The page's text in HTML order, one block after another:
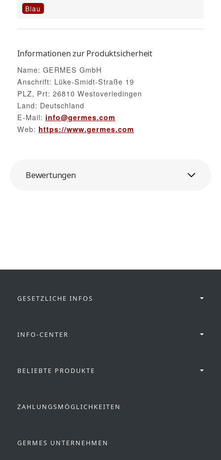
Blau
Informationen zur Produktsicherheit
Name: GERMES GmbH
Anschrift: Lüke-Smidt-Straße 19
PLZ, Prt: 26810 Westoverledingen
Land: Deutschland
E-Mail: info@germes.com
Web: https://www.germes.com
Bewertungen
GESETZLICHE INFOS
INFO-CENTER
BELIEBTE PRODUKTE
ZAHLUNGSMÖGLICHKEITEN
GERMES UNTERNEHMEN